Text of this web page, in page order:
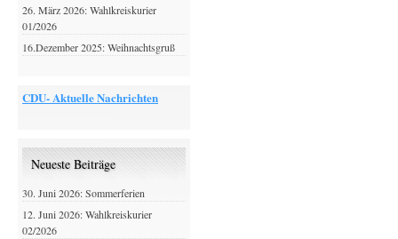
26. März 2026: Wahlkreiskurier
01/2026
16.Dezember 2025: Weihnachtsgruß
CDU- Aktuelle Nachrichten
Neueste Beiträge
30. Juni 2026: Sommerferien
12. Juni 2026: Wahlkreiskurier
02/2026